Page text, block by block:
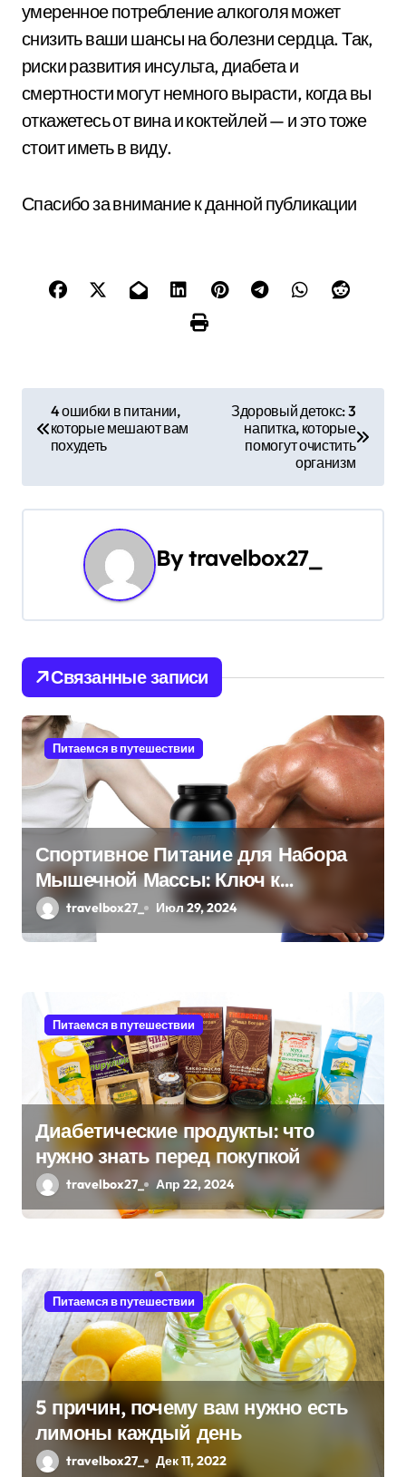
умеренное потребление алкоголя может
снизить ваши шансы на болезни сердца. Так,
риски развития инсульта, диабета и
смертности могут немного вырасти, когда вы
откажетесь от вина и коктейлей — и это тоже
стоит иметь в виду.
Спасибо за внимание к данной публикации
в
и
ц
и
я
п
о
з
п
и
м
4 ошибки в питании,
которые мешают вам
похудеть
Здоровый детокс: 3
напитка, которые
помогут очистить
организм
Bytravelbox27_
Связанные записи
Питаемся в путешествии
Спортивное Питание для Набора
Мышечной Массы: Ключ к
Эффективному Росту Мышц
travelbox27_ Июл 29, 2024
Питаемся в путешествии
Диабетические продукты: что
нужно знать перед покупкой
travelbox27_ Апр 22, 2024
Питаемся в путешествии
5 причин, почему вам нужно есть
лимоны каждый день
travelbox27_ Дек 11, 2022